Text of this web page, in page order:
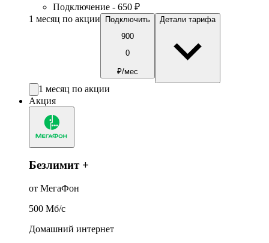
Подключение - 650 ₽
1 месяц по акции
Подключить
900
0
₽/мес
Детали тарифа
1 месяц по акции
Акция
Безлимит +
от МегаФон
500 Мб/c
Домашний интернет